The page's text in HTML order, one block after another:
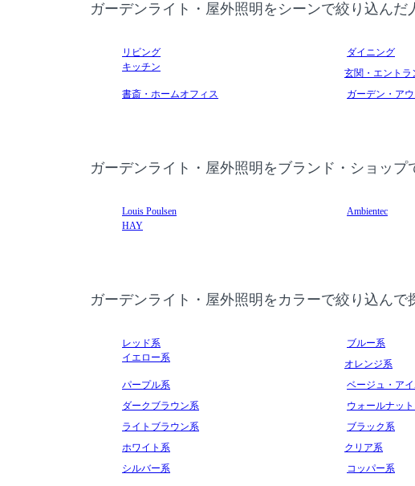
ガーデンライト・屋外照明をシーンで絞り込んだ
リビング ダイニング
キッチン
玄関・エントラ
書斎・ホームオフィス
ガーデン・ア
ガーデンライト・屋外照明をブランド・ショッ
Louis Poulsen Ambientec
HAY
ガーデンライト・屋外照明をカラーで絞り込んで
レッド系 ブルー系
イエロー系
オレンジ系
パープル系
ベージュ・ア
ダークブラウン系
ウォールナッ
ライトブラウン系
ブラック系
ホワイト系
クリア系
シルバー系
コッパー系